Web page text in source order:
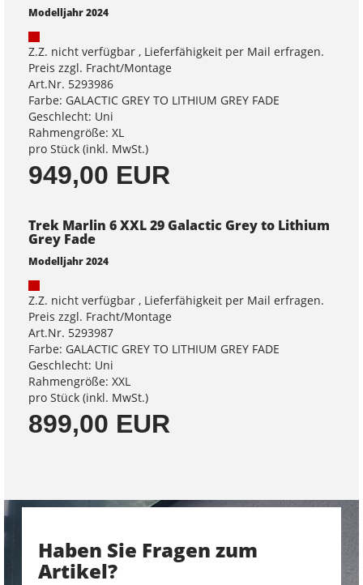
Modelljahr 2024
Z.Z. nicht verfügbar , Lieferfähigkeit per Mail erfragen.
Preis zzgl. Fracht/Montage
Art.Nr. 5293986
Farbe: GALACTIC GREY TO LITHIUM GREY FADE
Geschlecht: Uni
Rahmengröße: XL
pro Stück (inkl. MwSt.)
949,00 EUR
Trek Marlin 6 XXL 29 Galactic Grey to Lithium
Grey Fade
Modelljahr 2024
Z.Z. nicht verfügbar , Lieferfähigkeit per Mail erfragen.
Preis zzgl. Fracht/Montage
Art.Nr. 5293987
Farbe: GALACTIC GREY TO LITHIUM GREY FADE
Geschlecht: Uni
Rahmengröße: XXL
pro Stück (inkl. MwSt.)
899,00 EUR
Haben Sie Fragen zum
Artikel?